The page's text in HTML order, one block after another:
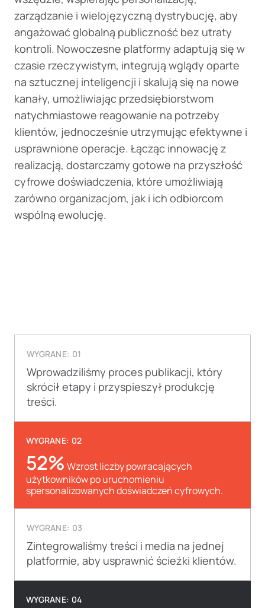
zarządzanie i wielojęzyczną dystrybucję, aby
angażować globalną publiczność bez utraty
kontroli. Nowoczesne platformy adaptują się w
czasie rzeczywistym, integrują wglądy oparte
na sztucznej inteligencji i skalują się na nowe
kanały, umożliwiając przedsiębiorstwom
natychmiastowe reagowanie na potrzeby
klientów, jednocześnie utrzymując efektywne i
usprawnione operacje. Łącząc innowację z
realizacją, dostarczamy gotowe na przyszłość
cyfrowe doświadczenia, które umożliwiają
zarówno organizacjom, jak i ich odbiorcom
wspólną ewolucję.
WYGRANE: 01
Wprowadziliśmy proces publikacji, który
skrócił etapy i przyspieszył produkcję
treści.
WYGRANE: 02
52% Wzrost liczby powracających
użytkowników po uruchomieniu
spersonalizowanych doświadczeń cyfrowych.
WYGRANE: 03
Zintegrowaliśmy treści i media na jednej
platformie, aby usprawnić ścieżki klientów.
WYGRANE: 04